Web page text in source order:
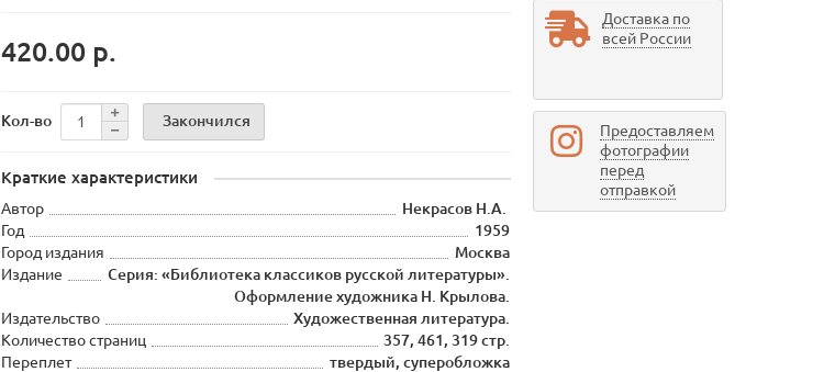
420.00 р.
Кол-во Закончился
Краткие характеристики
Автор
Некрасов Н.А.
Год
1959
Город издания
Москва
Издание
Серия: «Библиотека классиков русской литературы».
Оформление художника Н. Крылова.
Издательство
Художественная литература.
Количество страниц
357, 461, 319 стр.
Переплет
твердый, суперобложка
Доставка по
всей России
Предоставляем
фотографии
перед
отправкой